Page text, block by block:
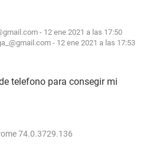
- 12 ene 2021 a las 17:50
- 12 ene 2021 a las 17:53
telefono para consegir mi
74.0.3729.136